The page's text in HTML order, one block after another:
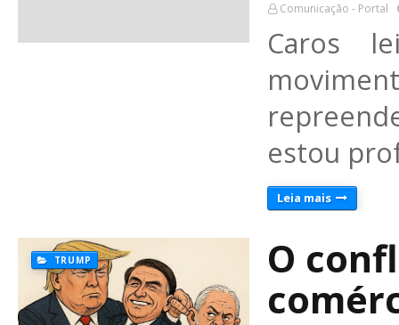
Comunicação - Portal
Caros
estou
Leia mais
TRUMP
O